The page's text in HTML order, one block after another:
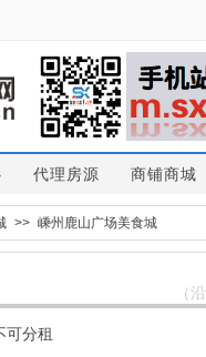
代理房源 商铺商城
>> 嵊州鹿山广场美食城
（
分租